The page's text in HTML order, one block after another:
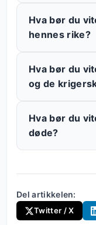
Hva bør du
hennes rike?
Hva bør du
og de
Hva bør du
døde?
Del artikkelen:
Twitter / X